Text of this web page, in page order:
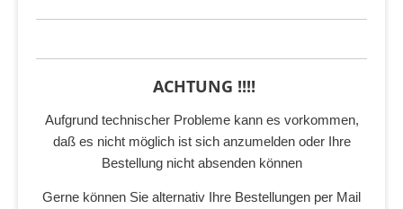
ACHTUNG !!!!
Aufgrund technischer Probleme kann es vorkommen,
daß es nicht möglich ist sich anzumelden oder Ihre
Bestellung nicht absenden können
Gerne können Sie alternativ Ihre Bestellungen per Mail